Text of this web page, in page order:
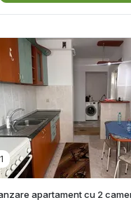
apartament cu 2